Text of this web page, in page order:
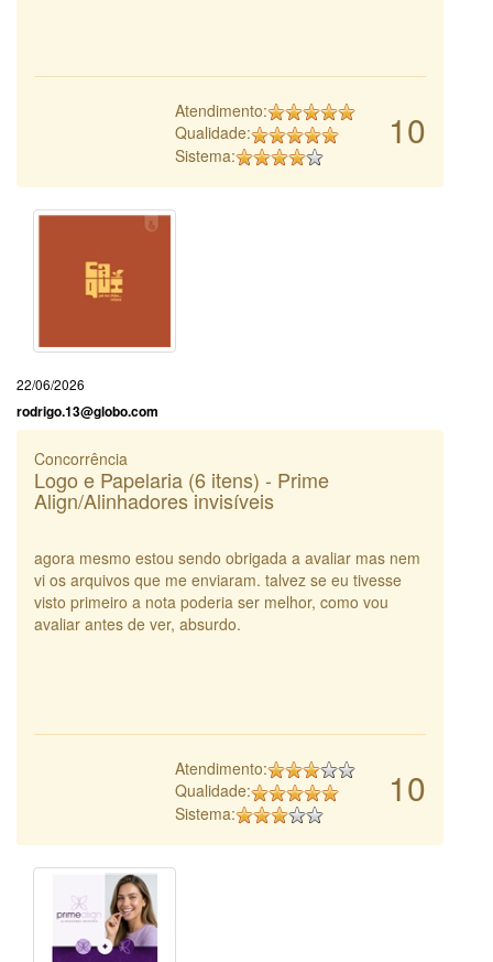
10
Atendimento:
Qualidade:
Sistema:
22/06/2026
rodrigo.13@globo.com
Concorrência
Logo e Papelaria (6 itens) - Prime
Align/Alinhadores invisíveis
agora mesmo estou sendo obrigada a avaliar mas nem
vi os arquivos que me enviaram. talvez se eu tivesse
visto primeiro a nota poderia ser melhor, como vou
avaliar antes de ver, absurdo.
10
Atendimento:
Qualidade:
Sistema: